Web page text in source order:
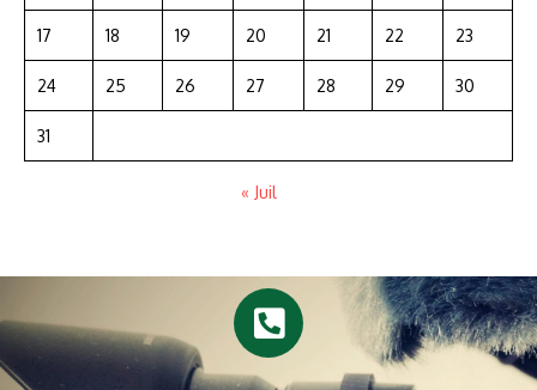
17 18 19 20 21 22 23
24 25 26 27 28 29 30
31
« Juil